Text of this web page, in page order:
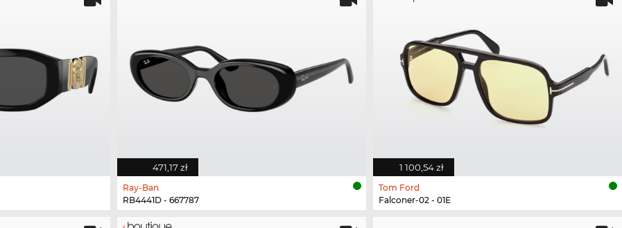
471,17 zł
Ray-Ban
RB4441D - 667787
1 100,54 zł
Tom Ford
Falconer-02 - 01E